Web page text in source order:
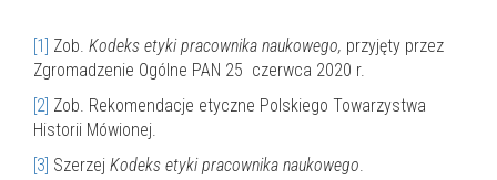
[1] Zob. Kodeks etyki pracownika naukowego, przyjęty przez
Zgromadzenie Ogólne PAN 25 czerwca 2020 r.
[2] Zob. Rekomendacje etyczne Polskiego Towarzystwa
Historii Mówionej.
[3] Szerzej Kodeks etyki pracownika naukowego.